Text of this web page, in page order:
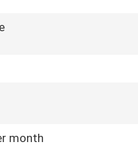
month